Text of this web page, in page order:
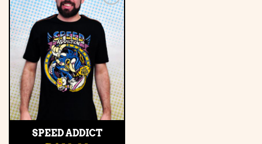
Adicionar
à lista de
desejos
SPEED ADDICT